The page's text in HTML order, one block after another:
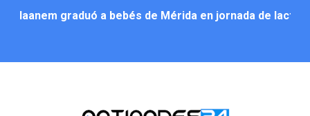
Iaanem graduó a bebés de Mérida en jornada de
Alcalde Nelson Álvarez llevó jornada recreativa a la